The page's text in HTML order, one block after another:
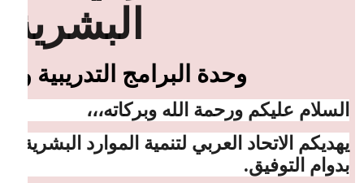
البشرية
وحدة البرامج التدريبية
السلام عليكم ورحمة الله وبركاته،،،
يهديكم الاتحاد العربي لتنمية الموارد البشرية
بدوام التوفيق.